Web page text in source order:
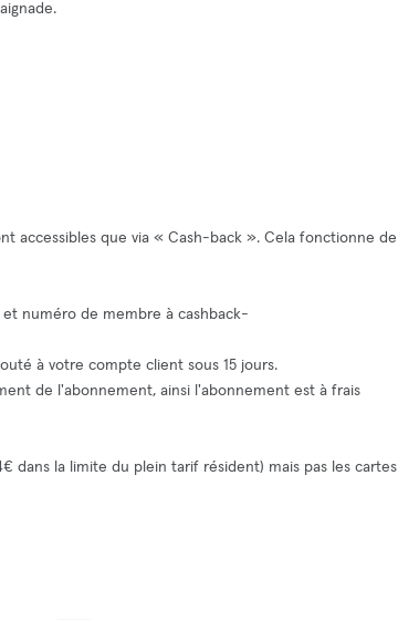
accessibles que via « Cash-back ». Cela fonctionne de
numéro de membre à cashback-
à votre compte client sous 15 jours.
de l'abonnement, ainsi l'abonnement est à frais
dans la limite du plein tarif résident) mais pas les cartes